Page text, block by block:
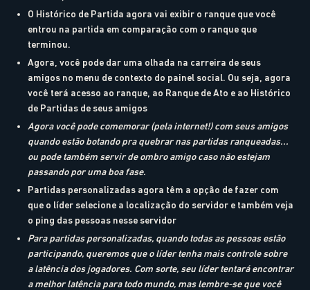
O Histórico de Partida agora vai exibir o ranque que você
entrou na partida em comparação com o ranque que
terminou.
Agora, você pode dar uma olhada na carreira de seus
amigos no menu de contexto do painel social. Ou seja, agora
você terá acesso ao ranque, ao Ranque de Ato e ao Histórico
de Partidas de seus amigos
Agora você pode comemorar (pela internet!) com seus amigos
quando estão botando pra quebrar nas partidas ranqueadas...
ou pode também servir de ombro amigo caso não estejam
passando por uma boa fase.
Partidas personalizadas agora têm a opção de fazer com
que o líder selecione a localização do servidor e também veja
o ping das pessoas nesse servidor
Para partidas personalizadas, quando todas as pessoas estão
participando, queremos que o líder tenha mais controle sobre
a latência dos jogadores. Com sorte, seu líder tentará encontrar
a melhor latência para todo mundo, mas lembre-se que você